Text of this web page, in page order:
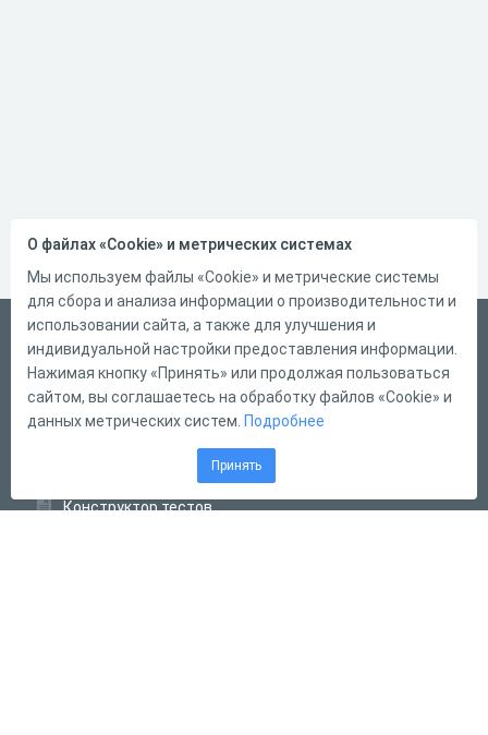
Русский
Справка
Форма обратной связи
Конструктор тестов
О файлах «Cookie» и метрических системах
Мы используем файлы «Cookie» и метрические системы
для сбора и анализа информации о производительности и
использовании сайта, а также для улучшения и
индивидуальной настройки предоставления информации.
Нажимая кнопку «Принять» или продолжая пользоваться
сайтом, вы соглашаетесь на обработку файлов «Cookie» и
данных метрических систем. Подробнее
Принять